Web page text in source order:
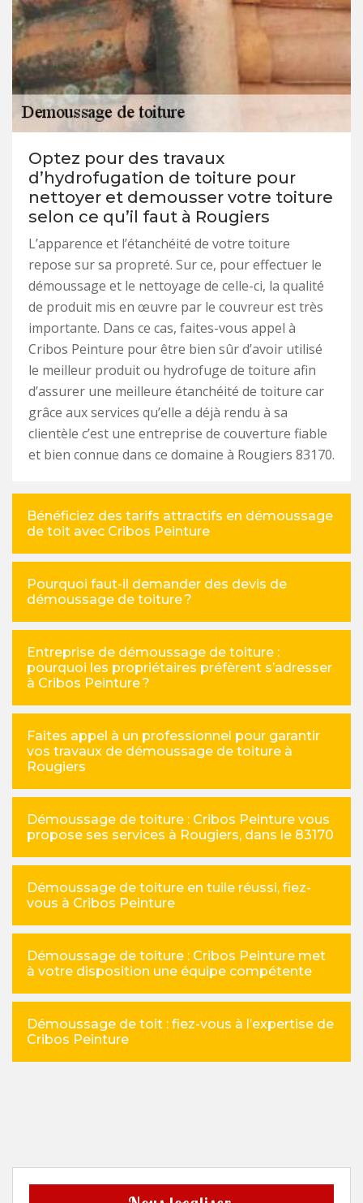
Optez pour des travaux
d’hydrofugation de toiture pour
nettoyer et demousser votre toiture
selon ce qu’il faut à Rougiers
L’apparence et l’étanchéité de votre toiture
repose sur sa propreté. Sur ce, pour effectuer le
démoussage et le nettoyage de celle-ci, la qualité
de produit mis en œuvre par le couvreur est très
importante. Dans ce cas, faites-vous appel à
Cribos Peinture pour être bien sûr d’avoir utilisé
le meilleur produit ou hydrofuge de toiture afin
d’assurer une meilleure étanchéité de toiture car
grâce aux services qu’elle a déjà rendu à sa
clientèle c’est une entreprise de couverture fiable
et bien connue dans ce domaine à Rougiers 83170.
Bénéficiez des tarifs attractifs en démoussage
de toit avec Cribos Peinture
Pourquoi faut-il demander des devis de
démoussage de toiture ?
Entreprise de démoussage de toiture :
pourquoi les propriétaires préfèrent s’adresser
à Cribos Peinture ?
Faites appel à un professionnel pour garantir
vos travaux de démoussage de toiture à
Rougiers
Démoussage de toiture : Cribos Peinture vous
propose ses services à Rougiers, dans le 83170
Démoussage de toiture en tuile réussi, fiez-
vous à Cribos Peinture
Démoussage de toiture : Cribos Peinture met
à votre disposition une équipe compétente
Démoussage de toit : fiez-vous à l’expertise de
Cribos Peinture